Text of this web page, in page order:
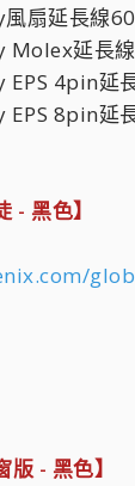
扇延長線
Molex延長
EPS 4pin延
EPS 8pin延
- 黑色】
- 黑色】